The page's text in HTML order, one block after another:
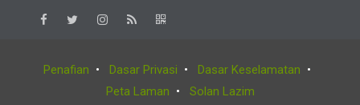
Penafian • Dasar Privasi • Dasar Keselamatan •
Peta Laman • Solan Lazim